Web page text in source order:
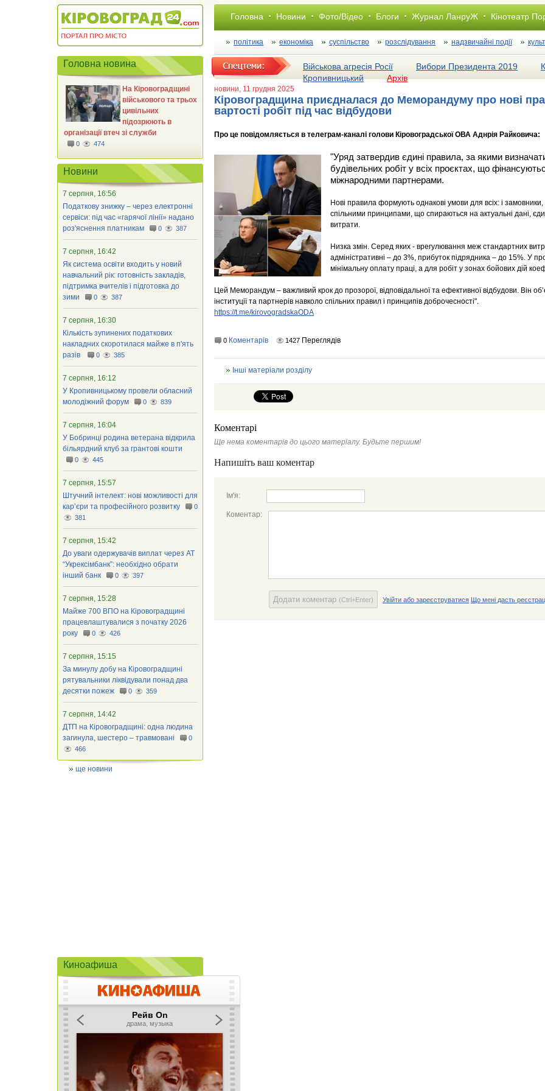
Головна Новини Фото/Відео Блоги Журнал ЛанруЖ Кінотеатр
політика економіка суспільство розслiдування надзвичайні події
Військова агресія Росії Вибори Президента 2019
Кропивницький
Архів
новини, 11 грудня 2025
Кіровоградщина приєдналася до Меморандуму про нові
вартості робіт під час відбудови
Про це повідомляється в телеграм-каналі голови Кіровоградської ОВА Аднрія Райковича:
"Уряд затвердив єдині правила, за якими
будівельних робіт у всіх проєктах, що
міжнародними партнерами.
Нові правила формують однакові умови для всіх: і
спільними принципами, що спираються на актуальні дані,
витрати.
Низка змін. Серед яких - врегулювання меж стандартних
адміністративні – до 3%, прибуток підрядника – до 15%. У
мінімальну оплату праці, а для робіт у зонах бойових дій
Цей Меморандум – важливий крок до прозорої, відповідальної та ефективної відбудови. Він
інституції та партнерів навколо спільних правил і принципів доброчесності".
https://t.me/kirovogradskaODA
0 Коментарів 1427 Переглядів
Інші матеріали розділу
Коментарі
Ще нема коментарів до цього матеріалу. Будьте першим!
Напишіть ваш коментар
Ім'я:
Коментар:
Додати коментар (Ctrl+Enter) Увійти або зареєструватися Що мені дасть
Головна новина
На Кіровоградщині
військового та трьох
цивільних
підозрюють в
організації втеч зі служби
0 474
Новини
7 серпня, 16:56
Податкову знижку – через електронні
сервіси: під час «гарячої лінії» надано
роз'яснення платникам
0 387
7 серпня, 16:42
Як система освіти входить у новий
навчальний рік: готовність закладів,
підтримка вчителів і підготовка до
зими
0 387
7 серпня, 16:30
Кількість зупинених податкових
накладних скоротилася майже в п'ять
разів
0 385
7 серпня, 16:12
У Кропивницькому провели обласний
молодіжний форум
0 839
7 серпня, 16:04
У Бобринці родина ветерана відкрила
більярдний клуб за грантові кошти
0 445
7 серпня, 15:57
Штучний інтелект: нові можливості для
кар’єри та професійного розвитку
0
381
7 серпня, 15:42
До уваги одержувачів виплат через АТ
“Укрексімбанк”: необхідно обрати
інший банк
0 397
7 серпня, 15:28
Майже 700 ВПО на Кіровоградщині
працевлаштувалися з початку 2026
року
0 426
7 серпня, 15:15
За минулу добу на Кіровоградщині
рятувальники ліквідували понад два
десятки пожеж
0 359
7 серпня, 14:42
ДТП на Кіровоградщині: одна людина
загинула, шестеро – травмовані
0
466
ще новини
Киноафиша